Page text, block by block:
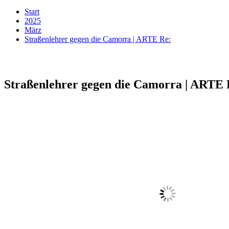
Start
2025
März
Straßenlehrer gegen die Camorra | ARTE Re:
Straßenlehrer gegen die Camorra | ARTE